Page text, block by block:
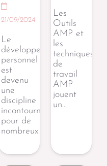
21/09/2024
Le
développement
personnel
est
devenu
une
discipline
incontournable
pour de
nombreux…
Les
Outils
AMP et
les
techniques
de
travail
AMP
jouent
un…